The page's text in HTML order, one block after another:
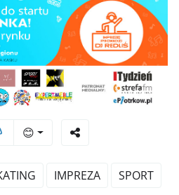
😊
IMPREZA
SPORT